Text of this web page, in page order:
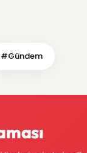
#Gündem